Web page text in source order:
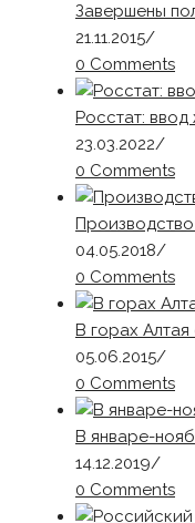
Завершены
21.11.2015/
0 Comments
Росстат:
23.03.2022/
0 Comments
04.05.2018/
0 Comments
В горах
05.06.2015/
0 Comments
В январе-
14.12.2019/
0 Comments